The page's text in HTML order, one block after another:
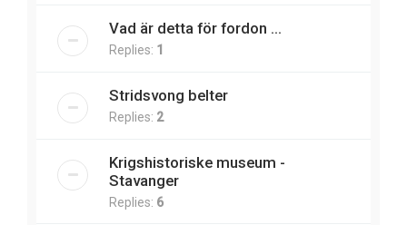
Vad är detta för fordon ...
Replies: 1
Stridsvong belter
Replies: 2
Krigshistoriske museum -
Stavanger
Replies: 6